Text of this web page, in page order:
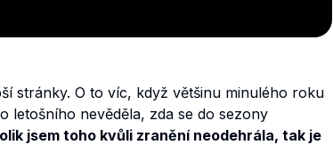
stránky. O to víc, když většinu minulého roku
letošního nevěděla, zda se do sezony
jsem toho kvůli zranění neodehrála, tak je